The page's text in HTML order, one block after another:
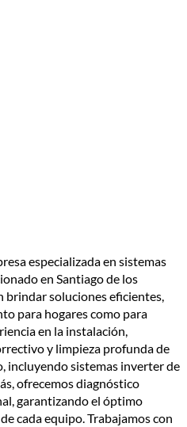
especializada en sistemas
en Santiago de los
brindar soluciones eficientes,
para hogares como para
en la instalación,
y limpieza profunda de
incluyendo sistemas inverter de
ofrecemos diagnóstico
garantizando el óptimo
cada equipo. Trabajamos con